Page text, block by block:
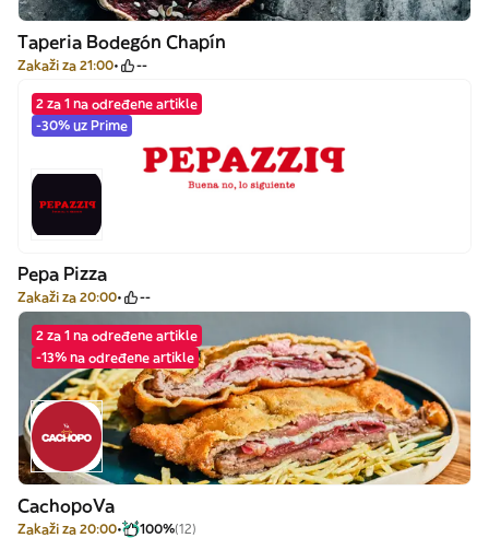
Taperia Bodegón Chapín
Zakaži za 21:00 --
2 za 1 na određene artikle
-30% uz Prime
Pepa Pizza
Zakaži za 20:00 --
2 za 1 na određene artikle
-13% na određene artikle
CachopoVa
Zakaži za 20:00 100%(12)